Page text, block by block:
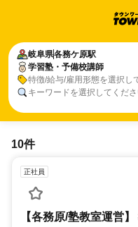
岐阜県各務ケ原駅
学習塾・予備校講師
特徴/給与/雇用形態を選択し
キーワードを選択してくだ
10件
正社員
【各務原/塾教室運営